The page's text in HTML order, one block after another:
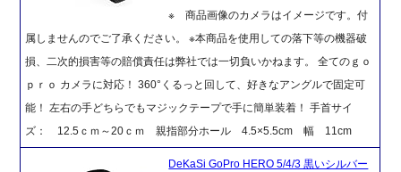
※ 商品画像のカメラはイメージです。付
属しませんのでご了承ください。 ※本商品を使用しての落下等の機器破
損、二次的損害等の賠償責任は弊社では一切負いかねます。 全てのｇｏ
ｐｒｏ カメラに対応！ 360°くるっと回して、好きなアングルで固定可
能！ 左右の手どちらでもマジックテープで手に簡単装着！ 手首サイ
ズ： 12.5ｃｍ～20ｃｍ 親指部分ホール 4.5×5.5cm 幅 11cm
DeKaSi GoPro HERO 5/4/3 黒いシルバー